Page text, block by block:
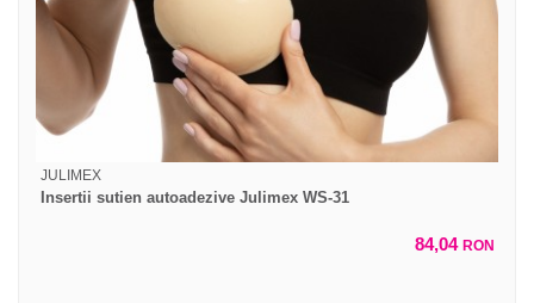
JULIMEX
Insertii sutien autoadezive Julimex WS-31
84,04 RON